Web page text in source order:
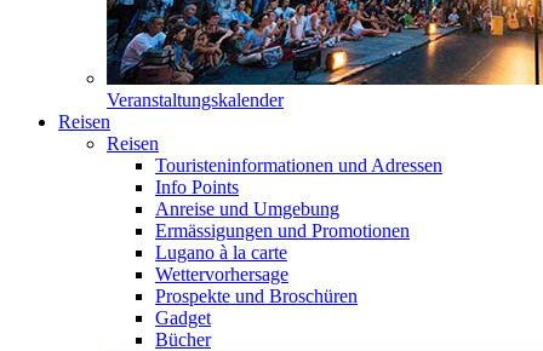
Veranstaltungskalender
Reisen
Reisen
Touristeninformationen und Adressen
Info Points
Anreise und Umgebung
Ermässigungen und Promotionen
Lugano à la carte
Wettervorhersage
Prospekte und Broschüren
Gadget
Bücher